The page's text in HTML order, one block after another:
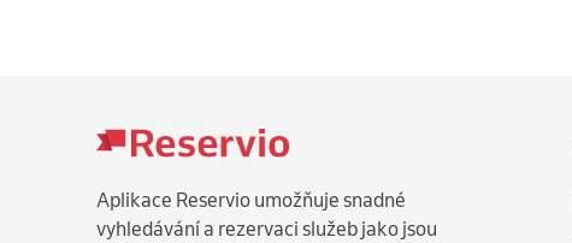
Aplikace Reservio umožňuje snadné
vyhledávání a rezervaci služeb jako jsou